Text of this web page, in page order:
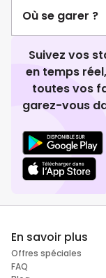
Où se garer ?
Suivez vos
en temps
toutes vos
garez-vous
En savoir plus
Offres spéciales
FAQ